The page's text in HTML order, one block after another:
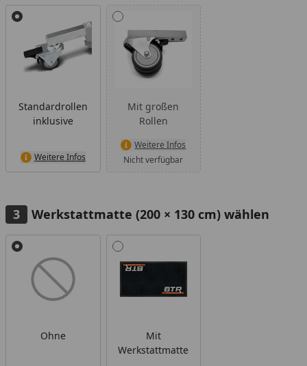
Alle anzeigen (2)
Standardrollen
inklusive
Weitere Infos
Mit großen
Rollen
Weitere Infos
Nicht verfügbar
Werkstattmatte (200 × 130 cm) wählen
Alle anzeigen (2)
Ohne
Mit
Werkstattmatte